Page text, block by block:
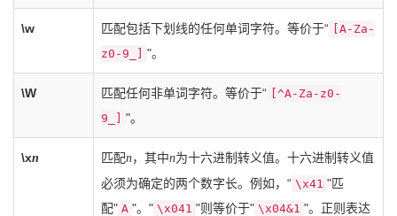
\w 匹配包括下划线的任何单词字符。等价于“
[A-Za-
z0-9_]
"。
\W 匹配任何非单词字符。等价于“
[^A-Za-z0-
9_]
"。
\xn 匹配n，其中n为十六进制转义值。十六进制转义值
必须为确定的两个数字长。例如，“ \x41 "匹
配" A "。" \x041 "则等价于" \x04&1 "。正则表达